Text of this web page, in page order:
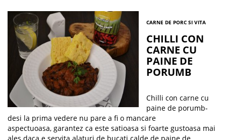
CARNE DE PORC SI VITA
CHILLI CON
CARNE CU
PAINE DE
PORUMB
Chilli con carne cu
paine de porumb-
desi la prima vedere nu pare a fi o mancare
aspectuoasa, garantez ca este satioasa si foarte gustoasa mai